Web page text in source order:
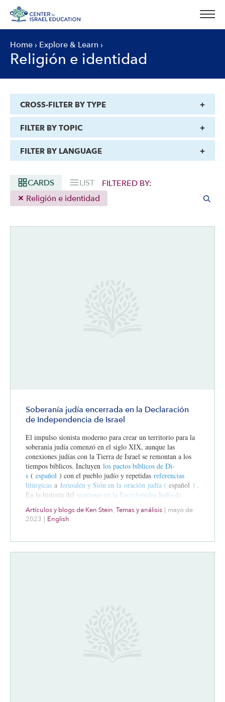
content
Home › Explore & Learn ›
Religión e identidad
CARDS LIST
FILTERED BY:
Religión e identidad
Soberanía judía encerrada en la Declaración
de Independencia de Israel
El impulso sionista moderno para crear un territorio para la
soberanía judía comenzó en el siglo XIX, aunque las
conexiones judías con la Tierra de Israel se remontan a los
tiempos bíblicos. Incluyen los pactos bíblicos de Di-
s ( español ) con el pueblo judío y repetidas referencias
litúrgicas a Jerusalén y Sión en la oración judía ( español ) .
En la historia del sionismo en la Enciclopedia Judía de
territorio judío moderno.
Artículos y blogs de Ken Stein, Temas y análisis | mayo de
2023 | English
CROSS-FILTER BY TYPE
FILTER BY TOPIC
FILTER BY LANGUAGE